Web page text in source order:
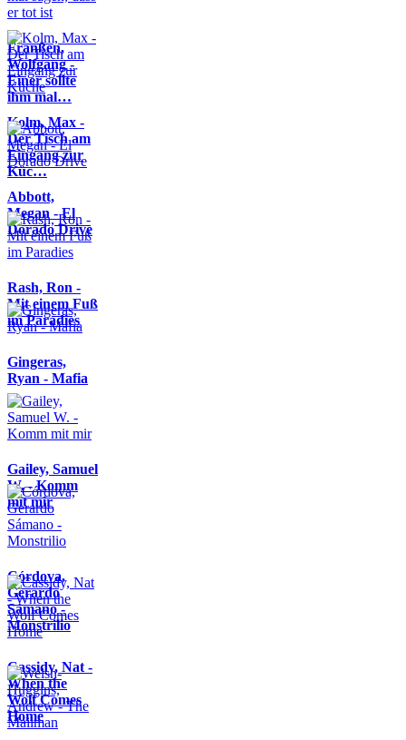
Franßen,
Wolfgang -
Einer sollte
ihm mal…
Kolm, Max -
Der Tisch am
Eingang zur
Küc…
Abbott,
Megan - El
Dorado Drive
Rash, Ron -
Mit einem Fuß
im Paradies
Gingeras,
Ryan - Mafia
Gailey, Samuel
W. - Komm
mit mir
Córdova,
Gerardo
Sámano -
Monstrilio
Cassidy, Nat -
When the
Wolf Comes
Home